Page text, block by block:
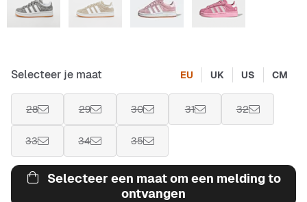
Selecteer je maat EU UK US CM
28 29 30 31 32
33 34 35
Selecteer een maat om een melding to
ontvangen